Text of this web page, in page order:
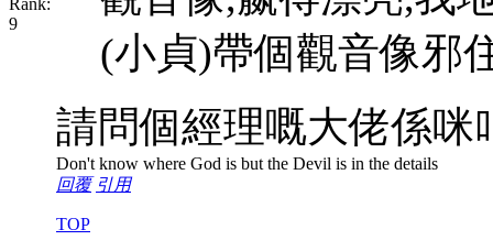
(小貞)帶個觀音像邪
請問個經理嘅大佬係咪
Don't know where God is but the Devil is in the details
回覆 引用
TOP